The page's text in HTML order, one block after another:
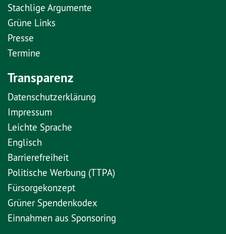
Stachlige Argumente
Grüne Links
Presse
Termine
Transparenz
Datenschutzerklärung
Impressum
Leichte Sprache
Englisch
Barrierefreiheit
Politische Werbung (TTPA)
Fürsorgekonzept
Grüner Spendenkodex
Einnahmen aus Sponsoring